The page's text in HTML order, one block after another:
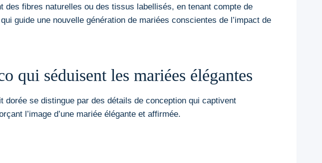
fibres naturelles ou des tissus labellisés, en tenant compte de
guide une nouvelle génération de mariées conscientes de l’impact de
qui séduisent les mariées élégantes
dorée se distingue par des détails de conception qui captivent
l’image d’une mariée élégante et affirmée.